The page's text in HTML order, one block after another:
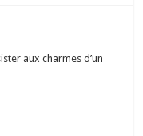
aux charmes d’un